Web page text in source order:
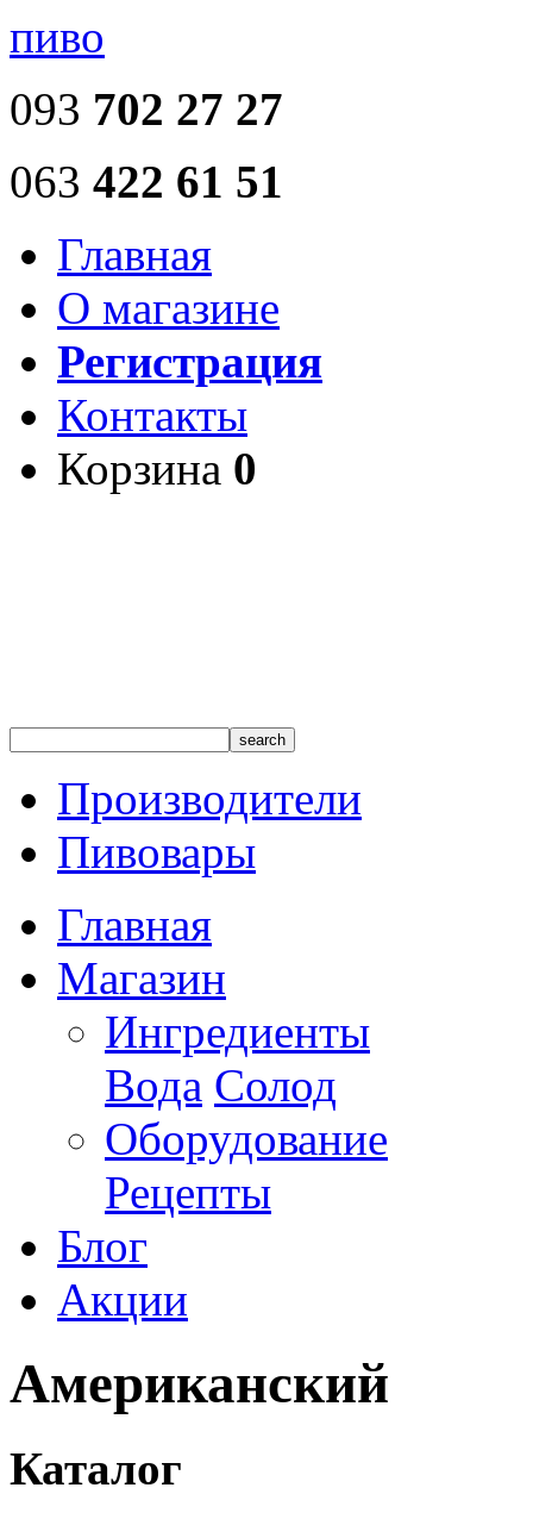
пиво
093 702 27 27
063 422 61 51
Главная
О магазине
Регистрация
Контакты
Корзина 0
Производители
Пивовары
Главная
Магазин
Ингредиенты
Вода Солод
Оборудование
Рецепты
Блог
Акции
Американский
Каталог